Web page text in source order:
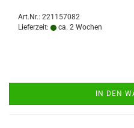
Art.Nr.: 221157082
Lieferzeit:
ca. 2 Wochen
IN DEN